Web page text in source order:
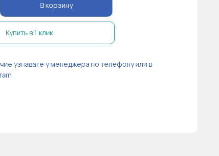
В корзину
Купить в 1 клик
узнавате у менеджера по телефону или в